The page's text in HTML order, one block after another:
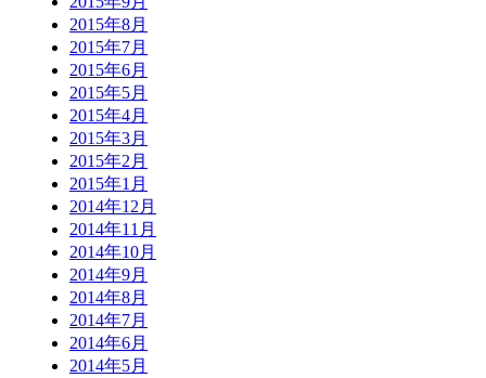
2015年8月
2015年7月
2015年6月
2015年5月
2015年4月
2015年3月
2015年2月
2015年1月
2014年12月
2014年11月
2014年10月
2014年9月
2014年8月
2014年7月
2014年6月
2014年5月